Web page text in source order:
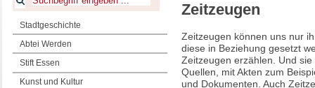
Stadtgeschichte
Abtei Werden
Stift Essen
Kunst und Kultur
Zeitzeugen
Zeitzeugen können uns nur
diese in Beziehung gesetzt
Zeitzeugen erzählen. Und
Quellen, mit Akten zum
und Dokumenten. Auch